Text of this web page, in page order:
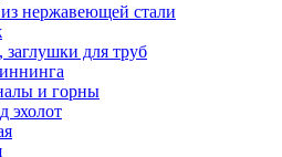
нержавеющей стали
для труб
и горны
эхолот